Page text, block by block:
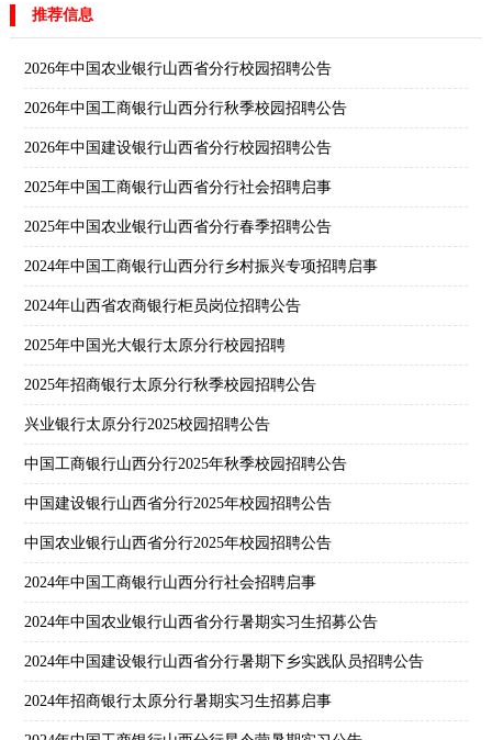
推荐信息
2026年中国农业银行山西省分行校园招聘公告
2026年中国工商银行山西分行秋季校园招聘公告
2026年中国建设银行山西省分行校园招聘公告
2025年中国工商银行山西省分行社会招聘启事
2025年中国农业银行山西省分行春季招聘公告
2024年中国工商银行山西分行乡村振兴专项招聘启事
2024年山西省农商银行柜员岗位招聘公告
2025年中国光大银行太原分行校园招聘
2025年招商银行太原分行秋季校园招聘公告
兴业银行太原分行2025校园招聘公告
中国工商银行山西分行2025年秋季校园招聘公告
中国建设银行山西省分行2025年校园招聘公告
中国农业银行山西省分行2025年校园招聘公告
2024年中国工商银行山西分行社会招聘启事
2024年中国农业银行山西省分行暑期实习生招募公告
2024年中国建设银行山西省分行暑期下乡实践队员招聘公告
2024年招商银行太原分行暑期实习生招募启事